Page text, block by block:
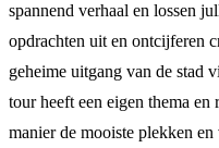
spannend verhaal en lossen
opdrachten uit en ontcijferen
geheime uitgang van de stad
tour heeft een eigen thema
manier de mooiste plekken